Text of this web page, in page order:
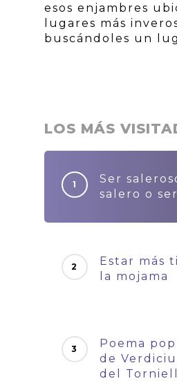
esos enjambres
lugares más
buscándoles un
LOS MÁS
Ser
salero o
Estar más
la mojama
Poema
de
del